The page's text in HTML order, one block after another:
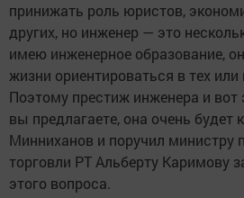
принижать роль юристов,
других, но инженер — это
имею инженерное образование,
жизни ориентироваться в тех
Поэтому престиж инженера и
вы предлагаете, она очень будет
Минниханов и поручил министру
торговли РТ Альберту Каримову
этого вопроса.